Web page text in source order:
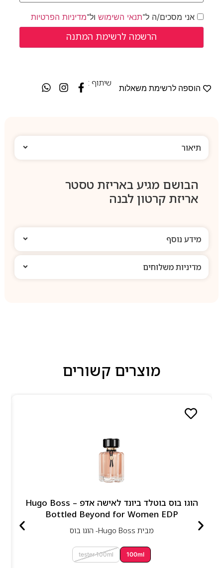
אני מסכים/ה ל־תנאי השימושול־מדיניות הפרטיות
הוספה לרשימת משאלות
שיתוף :
תיאור
הבושם מגיע באריזת טסטר
אריזת קרטון לבנה
מידע נוסף
מדיניות משלוחים
מוצרים קשורים
הוגו בוס בוטלד ביונד לאישה אדפ – Hugo Boss
Bottled Beyond for Women EDP
מבית Hugo Boss- הוגו בוס
100ml
tester 100ml